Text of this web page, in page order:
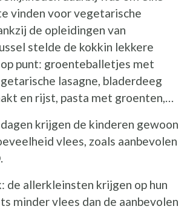
vinden voor vegetarische
de opleidingen van
stelde de kokkin lekkere
punt: groenteballetjes met
lasagne, bladerdeeg
en rijst, pasta met groenten,…
krijgen de kinderen gewoon
vlees, zoals aanbevolen
de allerkleinsten krijgen op hun
minder vlees dan de aanbevolen